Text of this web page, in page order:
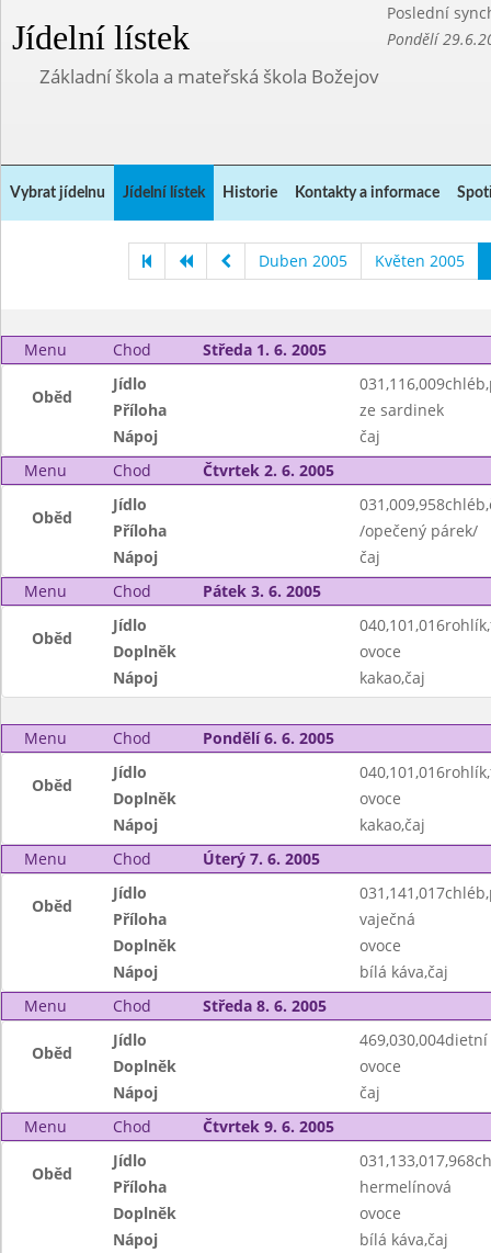
Jídelní lístek
Poslední
Pondělí
Základní škola a mateřská škola Božejov
Vybrat jídelnu Jídelní lístek Historie Kontakty a informace
Duben 2005 Květen 2005
Menu Chod Středa 1. 6. 2005
Oběd
Jídlo
Příloha
ze sardinek
Nápoj
čaj
Menu
Chod Čtvrtek 2. 6. 2005
Oběd
Jídlo
Příloha
/opečený párek/
Nápoj
čaj
Menu
Chod Pátek 3. 6. 2005
Oběd
Jídlo
Doplněk
ovoce
Nápoj
kakao,čaj
Menu Chod Pondělí 6. 6. 2005
Oběd
Jídlo
Doplněk
ovoce
Nápoj
kakao,čaj
Menu
Chod Úterý 7. 6. 2005
Oběd
Jídlo
Příloha
vaječná
Doplněk
ovoce
Nápoj
bílá káva,čaj
Menu
Chod Středa 8. 6. 2005
Oběd
Jídlo
Doplněk
ovoce
Nápoj
čaj
Menu
Chod Čtvrtek 9. 6. 2005
Oběd
Jídlo
Příloha
hermelínová
Doplněk
ovoce
Nápoj
bílá káva,čaj